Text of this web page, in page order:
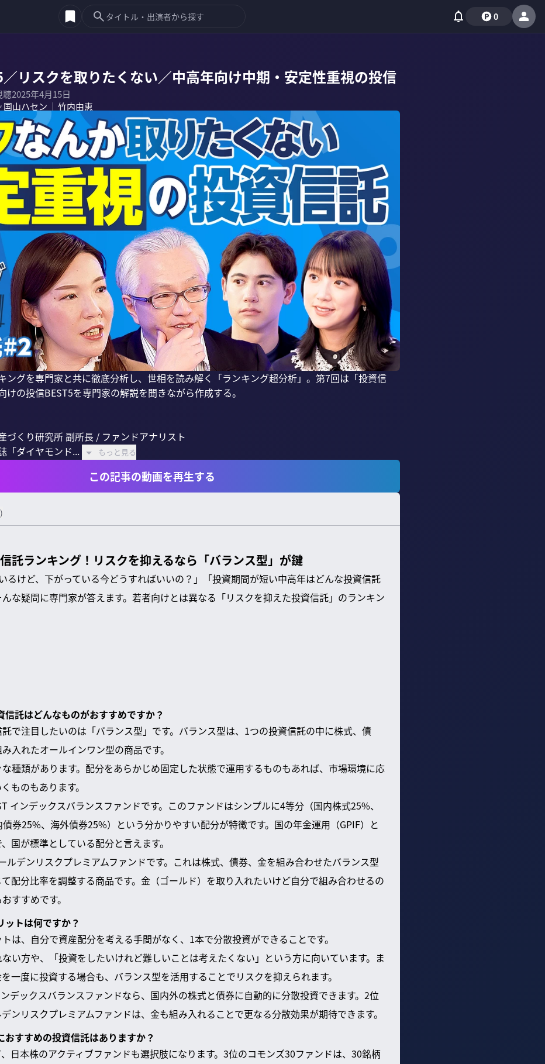
0
リスクを取りたくない／中高年向け中期・安定性重視の投信
聴2025年4月15日
国山ハセン ｜ 竹内由恵
ングを専門家と共に徹底分析し、世相を読み解く「ランキング超分析」。第7回は「投資信
けの投信BEST5を専門家の解説を聞きながら作成する。
づくり研究所 副所長 / ファンドアナリスト
「ダイヤモンド...
もっと見る
この記事の動画を再生する
)
託ランキング！リスクを抑えるなら「バランス型」が鍵
るけど、下がっている今どうすればいいの？」「投資期間が短い中高年はどんな投資信託
な疑問に専門家が答えます。若者向けとは異なる「リスクを抑えた投資信託」のランキン
信託はどんなものがおすすめですか？
で注目したいのは「バランス型」です。バランス型は、1つの投資信託の中に株式、債
入れたオールインワン型の商品です。
種類があります。配分をあらかじめ固定した状態で運用するものもあれば、市場環境に応
ものもあります。
インデックスバランスファンドです。このファンドはシンプルに4等分（国内株式25%、
券25%、海外債券25%）という分かりやすい配分が特徴です。国の年金運用（GPIF）と
国が標準としている配分と言えます。
ルデンリスクプレミアムファンドです。これは株式、債券、金を組み合わせたバランス型
配分比率を調整する商品です。金（ゴールド）を取り入れたいけど自分で組み合わせるの
すすめです。
ットは何ですか？
は、自分で資産配分を考える手間がなく、1本で分散投資ができることです。
い方や、「投資をしたいけれど難しいことは考えたくない」という方に向いています。ま
一度に投資する場合も、バランス型を活用することでリスクを抑えられます。
デックスバランスファンドなら、国内外の株式と債券に自動的に分散投資できます。2位
ンリスクプレミアムファンドは、金も組み入れることで更なる分散効果が期待できます。
おすすめの投資信託はありますか？
日本株のアクティブファンドも選択肢になります。3位のコモンズ30ファンドは、30銘柄